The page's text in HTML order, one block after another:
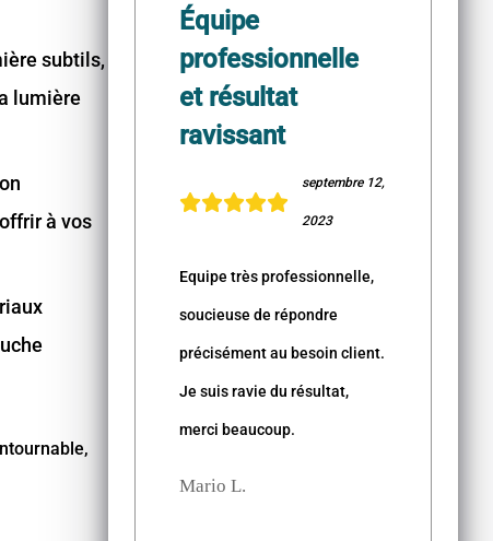
subtils,
lumière
à vos
Équipe
professionnelle
et résultat
ravissant
septembre 12,
2023
Equipe très professionnelle,
soucieuse de répondre
précisément au besoin client.
Je suis ravie du résultat,
merci beaucoup.
Mario L.